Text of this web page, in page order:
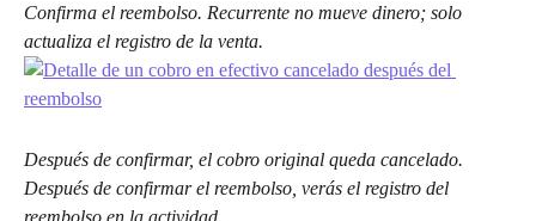
Confirma el reembolso. Recurrente no mueve dinero; solo
actualiza el registro de la venta.
Después de confirmar, el cobro original queda cancelado.
Después de confirmar el reembolso, verás el registro del